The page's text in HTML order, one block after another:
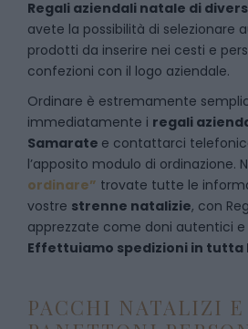
Regali aziendali natale di
avete la possibilità di selezionare
prodotti da inserire nei cesti e
confezioni con il logo aziendale.
Ordinare è estremamente
immediatamente i regali
Samarate e contattarci
l’apposito modulo di ordinazione.
ordinare” trovate tutte le
vostre strenne natalizie, con
apprezzate come doni autentici e
Effettuiamo spedizioni in tutta
PACCHI NATALIZI E